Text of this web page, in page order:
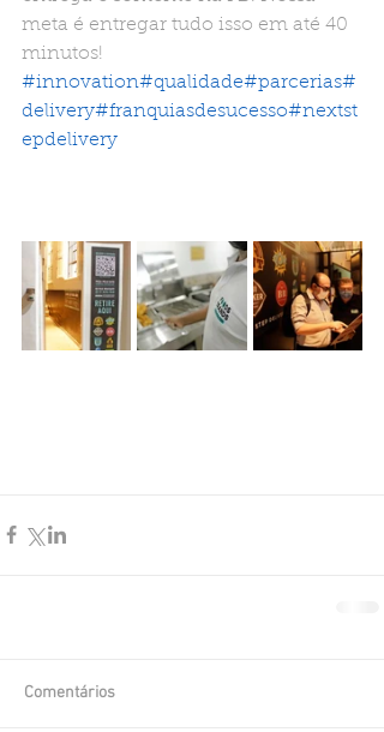
meta é entregar tudo isso em até 40
minutos!
#innovation#qualidade#parcerias#
delivery#franquiasdesucesso#nextst
epdelivery
Comentários